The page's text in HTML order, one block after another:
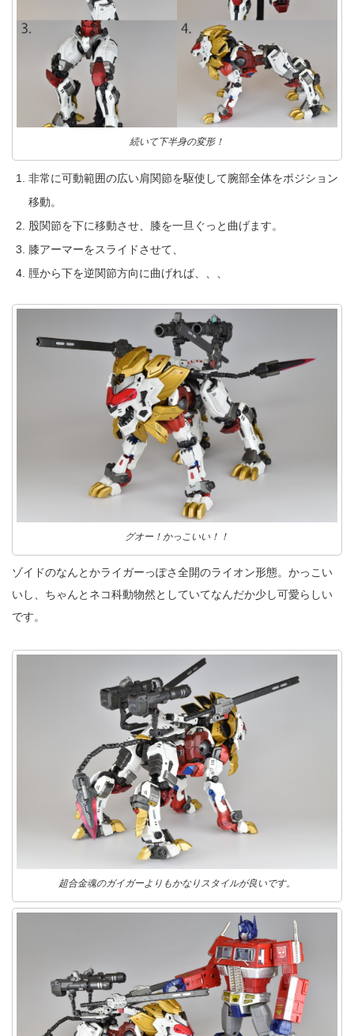
続いて下半身の変形！
非常に可動範囲の広い肩関節を駆使して腕部全体をポジション
移動。
股関節を下に移動させ、膝を一旦ぐっと曲げます。
膝アーマーをスライドさせて、
脛から下を逆関節方向に曲げれば、、、
グオー！かっこいい！！
ゾイドのなんとかライガーっぽさ全開のライオン形態。かっこい
いし、ちゃんとネコ科動物然としていてなんだか少し可愛らしい
です。
超合金魂のガイガーよりもかなりスタイルが良いです。